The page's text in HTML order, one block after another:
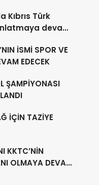
Türk
devam
İSMİ SPOR VE
EDECEK
ŞAMPİYONASI
İÇİN TAZİYE
KKTC’NİN
OLMAYA DEVAM